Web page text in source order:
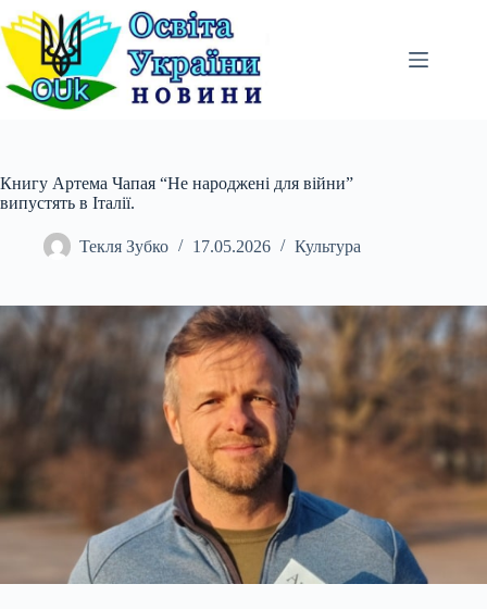
Перейти
до
вмісту
Книгу Артема Чапая “Не народжені для війни”
випустять в Італії.
Текля Зубко 17.05.2026 Культура